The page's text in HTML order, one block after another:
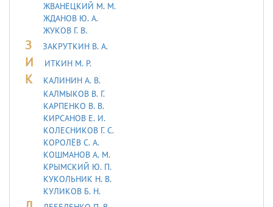
ЖВАНЕЦКИЙ М. М.
ЖДАНОВ Ю. А.
ЖУКОВ Г. В.
З ЗАКРУТКИН В. А.
И ИТКИН М. Р.
К
КАЛИНИН А. В.
КАЛМЫКОВ В. Г.
КАРПЕНКО В. В.
КИРСАНОВ Е. И.
КОЛЕСНИКОВ Г. С.
КОРОЛЁВ С. А.
КОШМАНОВ А. М.
КРЫМСКИЙ Ю. П.
КУКОЛЬНИК H. В.
КУЛИКОВ Б. Н.